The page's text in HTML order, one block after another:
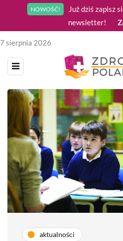
NOWOŚĆ!
Już dziś zapisz
newsletter!
7 sierpnia 2026
aktualności